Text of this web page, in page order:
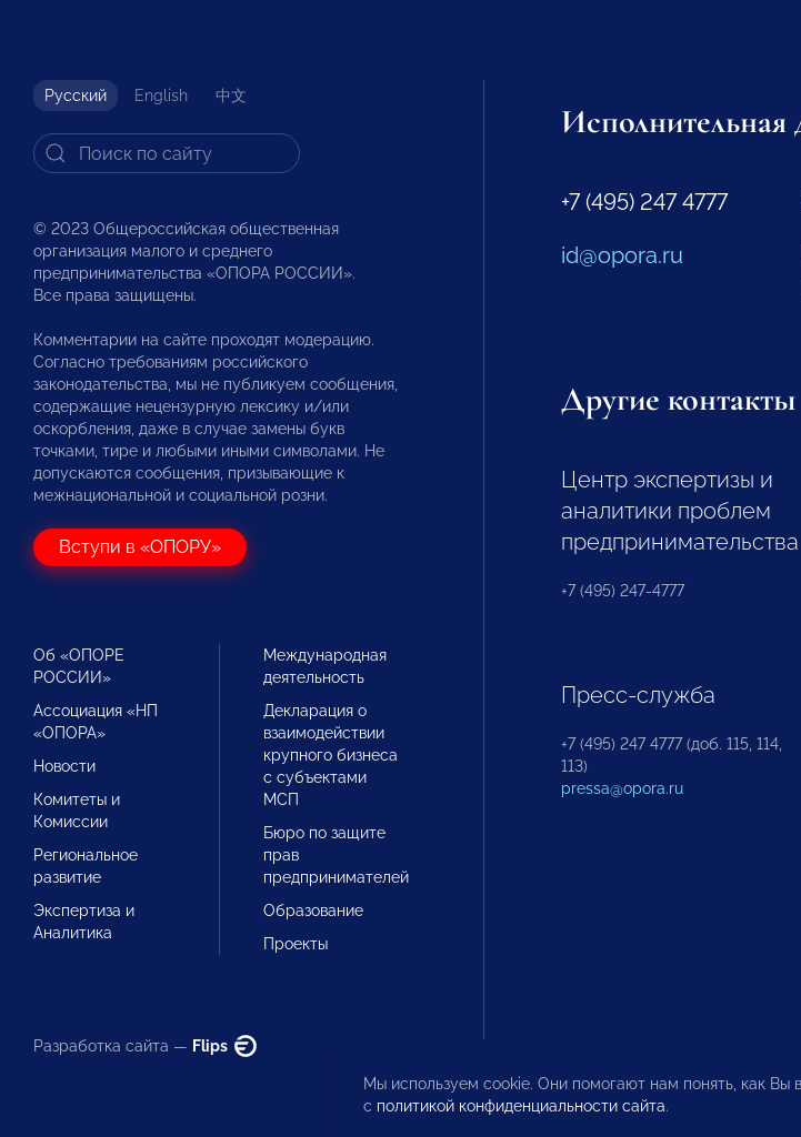
Русский English 中文
© 2023 Общероссийская общественная
организация малого и среднего
предпринимательства «ОПОРА РОССИИ».
Все права защищены.
Комментарии на сайте проходят модерацию.
Согласно требованиям российского
законодательства, мы не публикуем сообщения,
содержащие нецензурную лексику и/или
оскорбления, даже в случае замены букв
точками, тире и любыми иными символами. Не
допускаются сообщения, призывающие к
межнациональной и социальной розни.
Вступи в «ОПОРУ»
Об «ОПОРЕ
РОССИИ»
Ассоциация «НП
«ОПОРА»
Новости
Комитеты и
Комиссии
Региональное
развитие
Экспертиза и
Аналитика
Международная
деятельность
Декларация о
взаимодействии
крупного бизнеса
с субъектами
МСП
Бюро по защите
прав
предпринимателей
Образование
Проекты
Разработка сайта — Flips
Исполнительная
+7 (495) 247 4777
id@opora.ru
Другие контакты
Центр экспертизы и
аналитики проблем
предпринимательства
+7 (495) 247-4777
Пресс-служба
+7 (495) 247 4777 (доб. 115, 114,
113)
pressa@opora.ru
Мы используем cookie. Они помогают нам понять, как Вы
с политикой конфиденциальности сайта.